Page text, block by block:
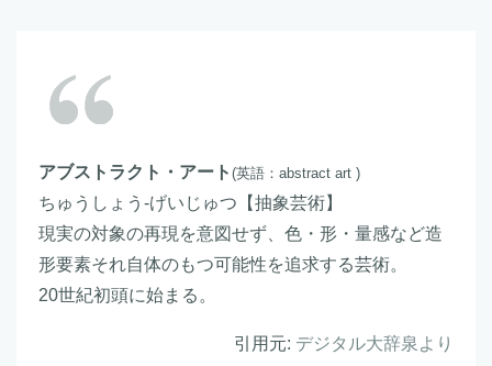
アブストラクト・アート (英語：abstract art )
ちゅうしょう‐げいじゅつ【抽象芸術】
現実の対象の再現を意図せず、色・形・量感など造
形要素それ自体のもつ可能性を追求する芸術。
20世紀初頭に始まる。
引用元: デジタル大辞泉より